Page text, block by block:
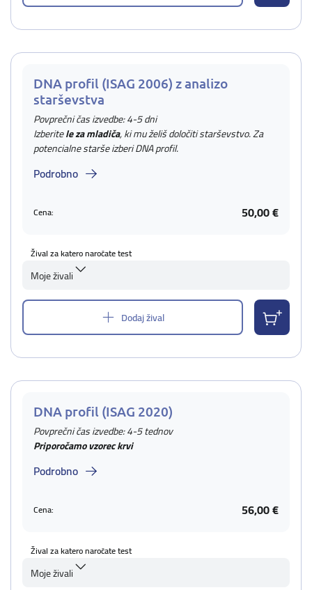
DNA profil (ISAG 2006) z analizo
starševstva
Povprečni čas izvedbe: 4-5 dni
Izberitele za mladiča, ki mu želiš določiti starševstvo. Za
potencialne starše izberi DNA profil.
Podrobno
Cena: 50,00 €
Žival za katero naročate test
Moje živali
Dodaj žival
DNA profil (ISAG 2020)
Povprečni čas izvedbe: 4-5 tednov
Priporočamo vzorec krvi
Podrobno
Cena: 56,00 €
Žival za katero naročate test
Moje živali